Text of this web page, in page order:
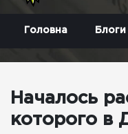
Головна Блоги
Началось
которого в